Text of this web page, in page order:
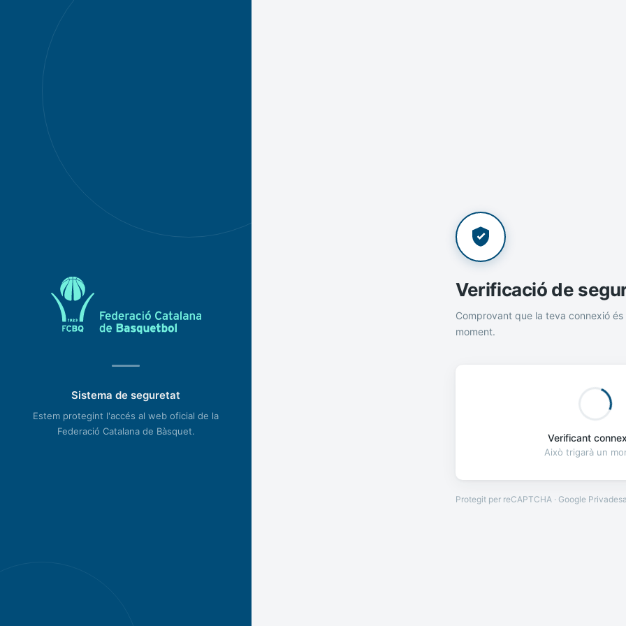
Sistema de seguretat
Estem protegint l'accés al web oficial de la
Federació Catalana de Bàsquet.
Verificació de
Comprovant que la teva connexió és
moment.
Verificant
Això trigarà un
Protegit per reCAPTCHA · Google Privadesa